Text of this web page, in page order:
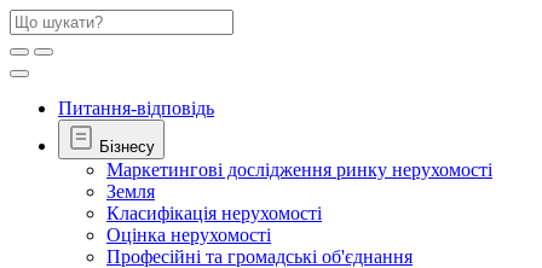
Питання-відповідь
Бізнесу
Маркетингові дослідження ринку нерухомості
Земля
Класифікація нерухомості
Оцінка нерухомості
Професійні та громадські об'єднання